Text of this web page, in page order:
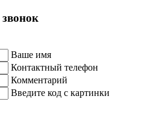
Ваше имя
Контактный телефон
Комментарий
Введите код с картинки